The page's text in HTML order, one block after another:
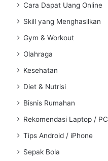
Cara Dapat Uang Online
Skill yang Menghasilkan
Gym & Workout
Olahraga
Kesehatan
Diet & Nutrisi
Bisnis Rumahan
Rekomendasi Laptop / PC
Tips Android / iPhone
Sepak Bola